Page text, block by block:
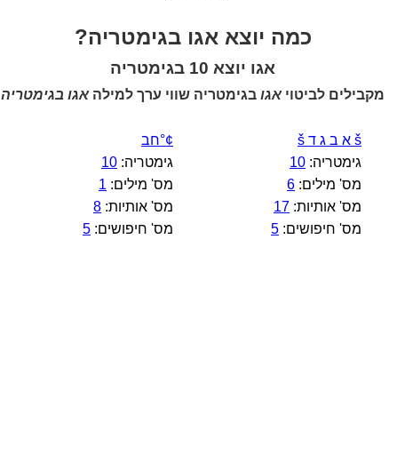
כמה יוצא אגו בגימטריה?
אגו יוצא 10 בגימטריה
מקבילים לביטוי אגו בגימטריה שווי ערך למילה אגו בגימטריה
š א ב ג ד š
גימטריה: 10
מס' מילים: 6
מס' אותיות: 17
מס' חיפושים: 5
¢°חב
גימטריה: 10
מס' מילים: 1
מס' אותיות: 8
מס' חיפושים: 5